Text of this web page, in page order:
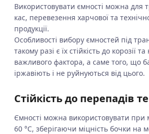
Використовувати ємності можна для
кас, перевезення харчової та
продукції.
Особливості вибору ємностей під
такому разі є їх стійкість до корозії
важливого фактора, а саме того, що
іржавіють і не руйнуються від цього.
Стійкість до перепадів
Ємності можна використовувати при
60 °C, зберігаючи міцність бочки на